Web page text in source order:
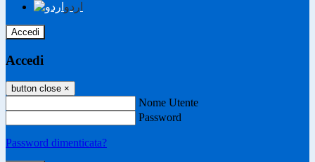
اردو
Accedi
Accedi
button close ×
Nome Utente
Password
Password dimenticata?